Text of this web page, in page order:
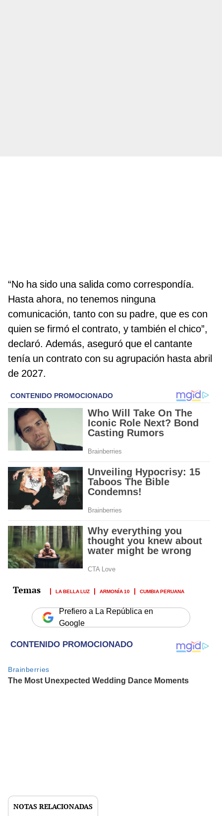
“No ha sido una salida como correspondía.
Hasta ahora, no tenemos ninguna
comunicación, tanto con su padre, que es con
quien se firmó el contrato, y también el chico”,
declaró. Además, aseguró que el cantante
tenía un contrato con su agrupación hasta abril
de 2027.
LA BELLA LUZ ARMONÍA 10 CUMBIA PERUANA
Prefiero a La República en
Google
NOTAS RELACIONADAS